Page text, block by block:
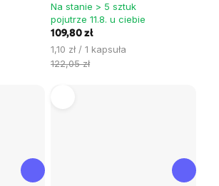
Na stanie > 5 sztuk
pojutrze 11.8. u ciebie
109,80 zł
Cena
jednostkowa:
1,10 zł / 1 kapsuła
122,05 zł